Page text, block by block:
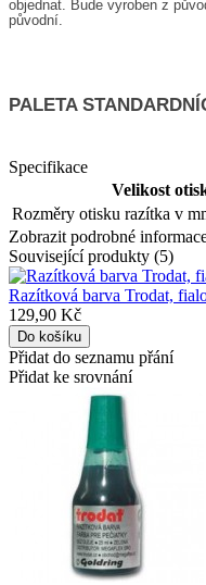
objednat. Bude vyroben z
původní.
PALETA
Specifikace
Velikost
Rozměry otisku razítka v
Zobrazit podrobné
Související produkty (5)
Razítková barva Trodat,
129,90 Kč
Přidat do seznamu přání
Přidat ke srovnání